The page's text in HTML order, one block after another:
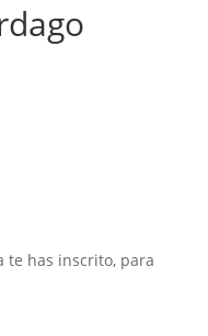
te has inscrito, para